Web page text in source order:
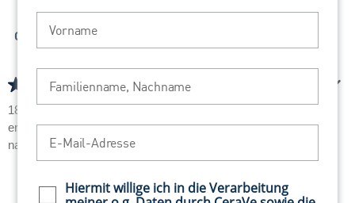
CeraVe Skin Renewing Peptid
Creme
(185)
4.7
von
5
Sternen.
Bewertungen
184 von 185 Bewertern
erhielten ein Testprodukt oder
nahmen an einer Aktion teil
Patches
4.4
von
5
157
Bewertungen
erhielten ein Testprodukt oder
Newsletter policy
Hiermit willige ich in die Verarbeitung